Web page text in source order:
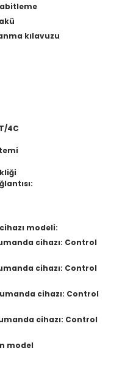
kılavuzu
4C
modeli:
cihazı: Control
cihazı: Control
cihazı: Control
cihazı: Control
model